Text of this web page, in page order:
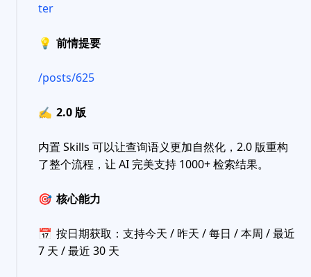
ter
💡 前情提要
/posts/625
✍️ 2.0 版
内置 Skills 可以让查询语义更加自然化，2.0 版重构
了整个流程，让 AI 完美支持 1000+ 检索结果。
🎯 核心能力
📅 按日期获取：支持今天 / 昨天 / 每日 / 本周 / 最近
7 天 / 最近 30 天